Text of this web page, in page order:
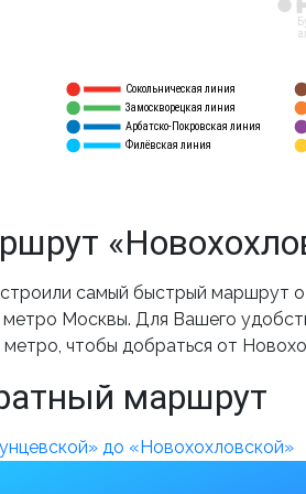
Сокольническая линия
Замоскворецкая линия
Арбатско-Покровская линия
Филёвская линия
самый быстрый маршрут
Москвы. Для Вашего
чтобы добраться от
маршрут
до «Новохохловской»